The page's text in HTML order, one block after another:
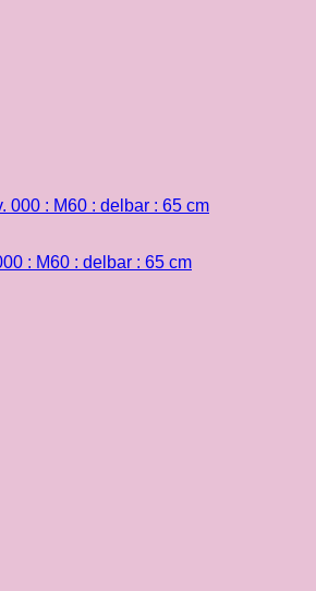
: M60 : delbar : 65 cm